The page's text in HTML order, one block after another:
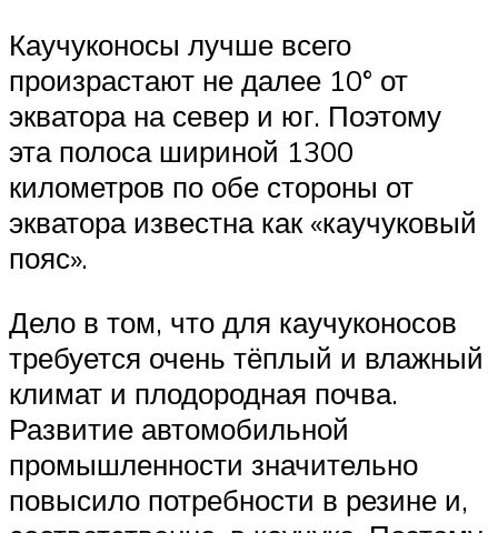
Каучуконосы лучше всего
произрастают не далее 10° от
экватора на север и юг. Поэтому
эта полоса шириной 1300
километров по обе стороны от
экватора известна как «каучуковый
пояс».
Дело в том, что для каучуконосов
требуется очень тёплый и влажный
климат и плодородная почва.
Развитие автомобильной
промышленности значительно
повысило потребности в резине и,